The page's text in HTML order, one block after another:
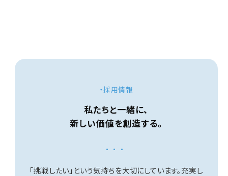
・採用情報
私たちと一緒に、
新しい価値を創造する。
...
「挑戦したい」という気持ちを大切にしています。充実し